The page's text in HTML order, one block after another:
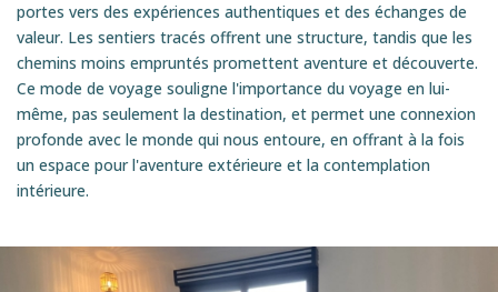
portes vers des expériences authentiques et des échanges de
valeur. Les sentiers tracés offrent une structure, tandis que les
chemins moins empruntés promettent aventure et découverte.
Ce mode de voyage souligne l'importance du voyage en lui-
même, pas seulement la destination, et permet une connexion
profonde avec le monde qui nous entoure, en offrant à la fois
un espace pour l'aventure extérieure et la contemplation
intérieure.